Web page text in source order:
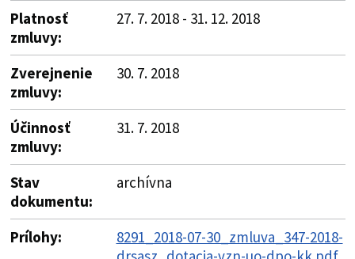
Platnosť
zmluvy:
27. 7. 2018 - 31. 12. 2018
Zverejnenie
zmluvy:
30. 7. 2018
Účinnosť
zmluvy:
31. 7. 2018
Stav
dokumentu:
archívna
Prílohy:
8291_2018-07-30_zmluva_347-2018-